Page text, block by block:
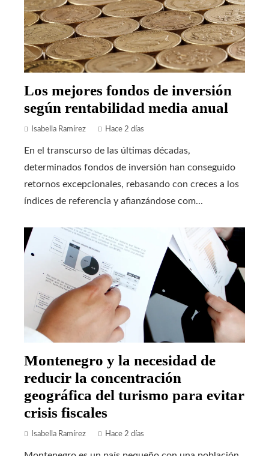
Los mejores fondos de inversión
según rentabilidad media anual
Isabella Ramírez Hace 2 días
En el transcurso de las últimas décadas,
determinados fondos de inversión han conseguido
retornos excepcionales, rebasando con creces a los
índices de referencia y afianzándose com...
Montenegro y la necesidad de
reducir la concentración
geográfica del turismo para evitar
crisis fiscales
Isabella Ramírez Hace 2 días